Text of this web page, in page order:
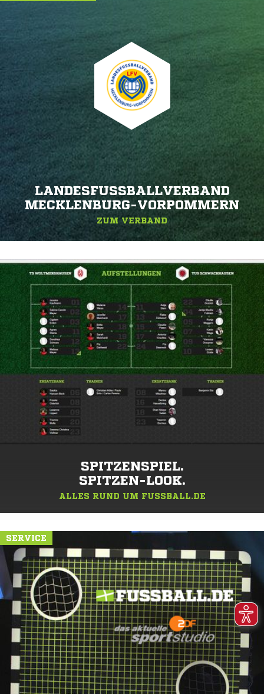
LANDESFUSSBALLVERBAND M
ECKLENBURG-VORPOMMERN
ZUM VERBAND
SPITZENSPIEL.
SPITZEN-LOOK.
ALLES RUND UM FUSSBALL.DE
SERVICE